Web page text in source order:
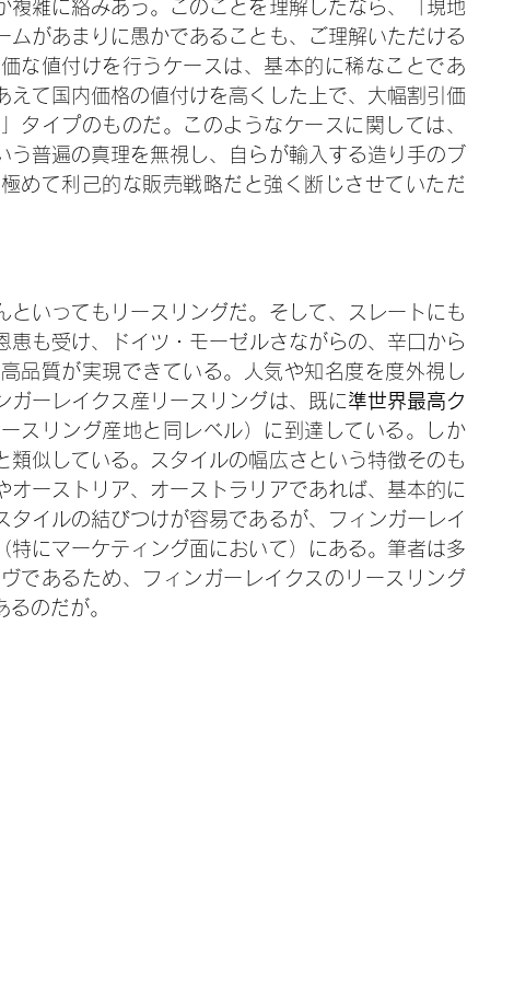
複雑に絡みあう。このことを理解したなら、「現地
があまりに愚かであることも、ご理解いただける
な値付けを行うケースは、基本的に稀なことであ
えて国内価格の値付けを高くした上で、大幅割引価
タイプのものだ。このようなケースに関しては、
う普遍の真理を無視し、自らが輸入する造り手のブ
めて利己的な販売戦略だと強く断じさせていただ
といってもリースリングだ。そして、スレートにも
恵も受け、ドイツ・モーゼルさながらの、辛口から
品質が実現できている。人気や知名度を度外視し
ガーレイクス産リースリングは、既に準世界最高ク
スリング産地と同レベル）に到達している。しか
類似している。スタイルの幅広さという特徴そのも
ーストリア、オーストラリアであれば、基本的に
タイルの結びつけが容易であるが、フィンガーレイ
特にマーケティング面において）にある。筆者は多
であるため、フィンガーレイクスのリースリング
のだが。